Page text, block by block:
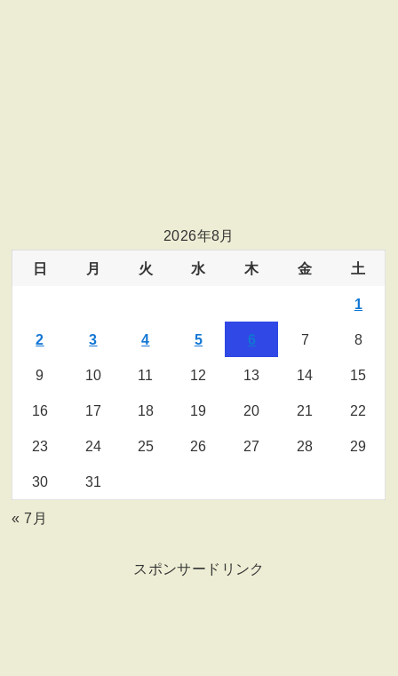
2026年8月
日 月 火 水 木 金 土
1
2 3 4 5 6 7 8
9 10 11 12 13 14 15
16 17 18 19 20 21 22
23 24 25 26 27 28 29
30 31
« 7月
スポンサードリンク